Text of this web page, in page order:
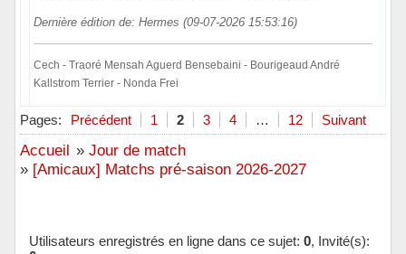
Dernière édition de: Hermes (09-07-2026 15:53:16)
Cech - Traoré Mensah Aguerd Bensebaini - Bourigeaud André
Kallstrom Terrier - Nonda Frei
Hors ligne
Pages: Précédent 1 2 3 4 … 12 Suivant
Accueil » Jour de match
» [Amicaux] Matchs pré-saison 2026-2027
Utilisateurs enregistrés en ligne dans ce sujet: 0, Invité(s):